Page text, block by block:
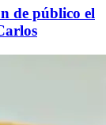
de público el